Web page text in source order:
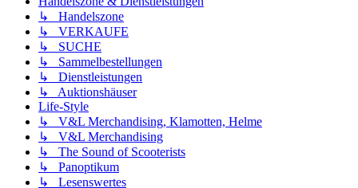
↳ Handelszone
↳ VERKAUFE
↳ SUCHE
↳ Sammelbestellungen
↳ Dienstleistungen
↳ Auktionshäuser
Life-Style
↳ V&L Merchandising, Klamotten, Helme
↳ V&L Merchandising
↳ The Sound of Scooterists
↳ Panoptikum
↳ Lesenswertes